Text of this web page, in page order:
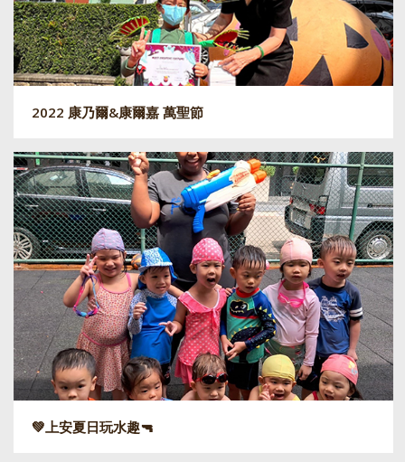
2022 康乃爾&康爾嘉 萬聖節
💚上安夏日玩水趣🔫